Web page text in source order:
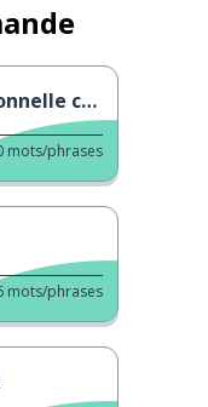
nouvel an 2
mots/phrases
mots/phrases